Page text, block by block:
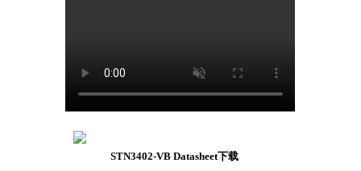
STN3402-VB Datasheet下载